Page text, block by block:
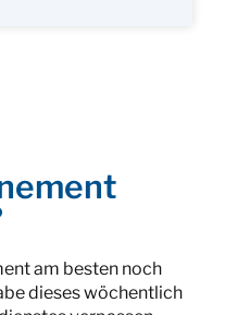
am besten noch
dieses wöchentlich